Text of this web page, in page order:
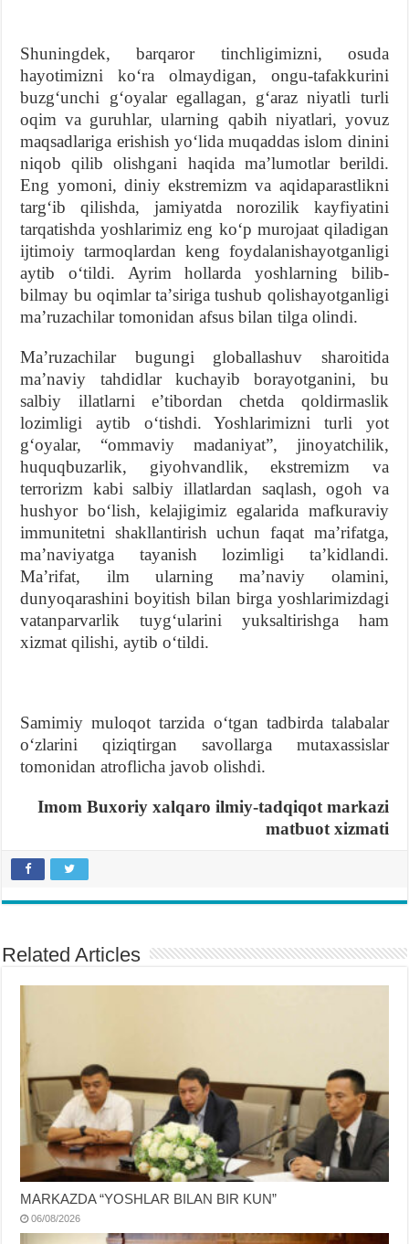
Shuningdek, barqaror tinchligimizni, osuda
hayotimizni koʻra olmaydigan, ongu-tafakkurini
buzgʻunchi gʻoyalar egallagan, gʻaraz niyatli turli
oqim va guruhlar, ularning qabih niyatlari, yovuz
maqsadlariga erishish yoʻlida muqaddas islom dinini
niqob qilib olishgani haqida maʼlumotlar berildi.
Eng yomoni, diniy ekstremizm va aqidaparastlikni
targʻib qilishda, jamiyatda norozilik kayfiyatini
tarqatishda yoshlarimiz eng koʻp murojaat qiladigan
ijtimoiy tarmoqlardan keng foydalanishayotganligi
aytib oʻtildi. Ayrim hollarda yoshlarning bilib-
bilmay bu oqimlar taʼsiriga tushub qolishayotganligi
maʼruzachilar tomonidan afsus bilan tilga olindi.
Maʼruzachilar bugungi globallashuv sharoitida
maʼnaviy tahdidlar kuchayib borayotganini, bu
salbiy illatlarni eʼtibordan chetda qoldirmaslik
lozimligi aytib oʻtishdi. Yoshlarimizni turli yot
gʻoyalar, “ommaviy madaniyat”, jinoyatchilik,
huquqbuzarlik, giyohvandlik, ekstremizm va
terrorizm kabi salbiy illatlardan saqlash, ogoh va
hushyor boʻlish, kelajigimiz egalarida mafkuraviy
immunitetni shakllantirish uchun faqat maʼrifatga,
maʼnaviyatga tayanish lozimligi taʼkidlandi.
Maʼrifat, ilm ularning maʼnaviy olamini,
dunyoqarashini boyitish bilan birga yoshlarimizdagi
vatanparvarlik tuygʻularini yuksaltirishga ham
xizmat qilishi, aytib oʻtildi.
Samimiy muloqot tarzida oʻtgan tadbirda talabalar
oʻzlarini qiziqtirgan savollarga mutaxassislar
tomonidan atroflicha javob olishdi.
Imom Buxoriy xalqaro ilmiy-tadqiqot markazi
matbuot xizmati
Related Articles
MARKAZDA “YOSHLAR BILAN BIR KUN”
06/08/2026